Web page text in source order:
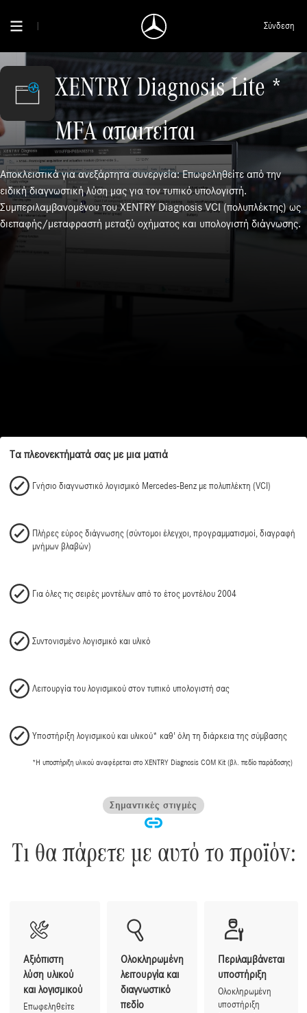
Σύνδεση
XENTRY Diagnosis Lite *
MFA απαιτείται
Αποκλειστικά για ανεξάρτητα συνεργεία: Επωφεληθείτε από την
ειδική διαγνωστική λύση μας για τον τυπικό υπολογιστή.
Συμπεριλαμβανομένου του XENTRY Diagnosis VCI (πολυπλέκτης) ως
διεπαφής/μεταφραστή μεταξύ οχήματος και υπολογιστή διάγνωσης.
Τα πλεονεκτήματά σας με μια ματιά
Γνήσιο διαγνωστικό λογισμικό Mercedes-Benz με πολυπλέκτη (VCI)
Πλήρες εύρος διάγνωσης (σύντομοι έλεγχοι, προγραμματισμοί, διαγραφή
μνήμων βλαβών)
Για όλες τις σειρές μοντέλων από το έτος μοντέλου 2004
Συντονισμένο λογισμικό και υλικό
Λειτουργία του λογισμικού στον τυπικό υπολογιστή σας
Υποστήριξη λογισμικού και υλικού* καθ' όλη τη διάρκεια της σύμβασης
*Η υποστήριξη υλικού αναφέρεται στο XENTRY Diagnosis COM Kit (βλ. πεδίο παράδοσης)
Σημαντικές στιγμές
Τι θα πάρετε με αυτό το προϊόν:
Αξιόπιστη
λύση υλικού
και λογισμικού
Επωφεληθείτε
Ολοκληρωμένη
λειτουργία και
διαγνωστικό
πεδίο
Περιλαμβάνεται
υποστήριξη
Ολοκληρωμένη
υποστήριξη